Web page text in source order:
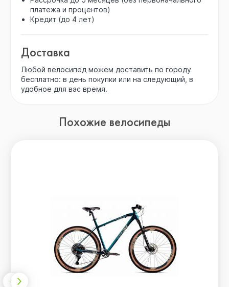
платежа и процентов)
Кредит (до 4 лет)
Доставка
Любой велосипед можем доставить по городу
бесплатно: в день покупки или на следующий, в
удобное для вас время.
Похожие велосипеды